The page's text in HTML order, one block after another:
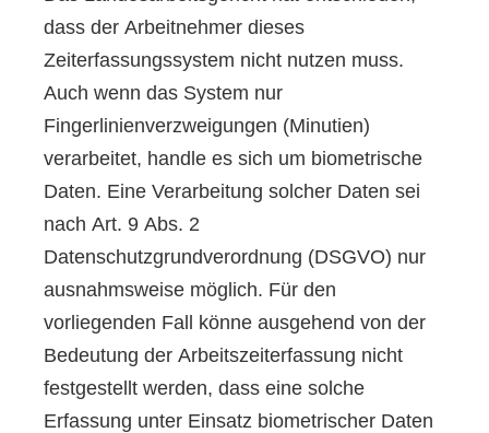
dass der Arbeitnehmer dieses
Zeiterfassungssystem nicht nutzen muss.
Auch wenn das System nur
Fingerlinienverzweigungen (Minutien)
verarbeitet, handle es sich um biometrische
Daten. Eine Verarbeitung solcher Daten sei
nach Art. 9 Abs. 2
Datenschutzgrundverordnung (DSGVO) nur
ausnahmsweise möglich. Für den
vorliegenden Fall könne ausgehend von der
Bedeutung der Arbeitszeiterfassung nicht
festgestellt werden, dass eine solche
Erfassung unter Einsatz biometrischer Daten